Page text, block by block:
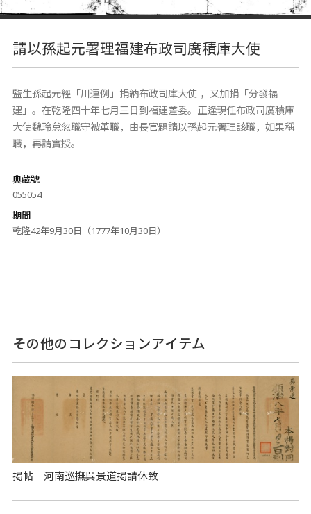
請以孫起元署理福建布政司廣積庫大使
監生孫起元經「川運例」捐納布政司庫大使 ，又加捐「分發福
建」。在乾隆四十年七月三日到福建差委。正逢現任布政司廣積庫
大使魏玲怠忽職守被革職，由長官題請以孫起元署理該職，如果稱
職，再請實授。
典藏號
055054
期間
乾隆42年9月30日（1777年10月30日）
その他のコレクションアイテム
掲帖 河南巡撫呉景道掲請休致